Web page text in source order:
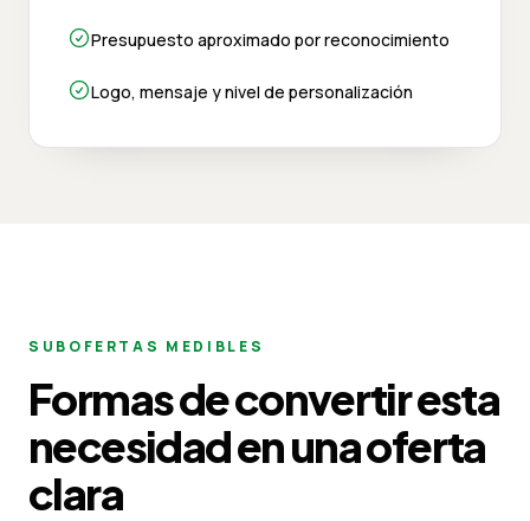
Presupuesto aproximado por reconocimiento
Logo, mensaje y nivel de personalización
SUBOFERTAS MEDIBLES
Formas de convertir esta
necesidad en una oferta
clara